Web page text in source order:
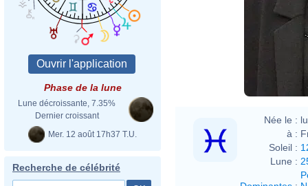
Phase de la lune
Lune décroissante, 7.35%
Dernier croissant
Mer. 12 août 17h37 T.U.
Recherche de célébrité
Née le :
à :
Soleil :
Lune :